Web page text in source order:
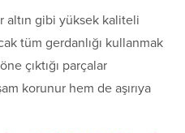
altın gibi yüksek kaliteli
tüm gerdanlığı kullanmak
çıktığı parçalar
korunur hem de aşırıya